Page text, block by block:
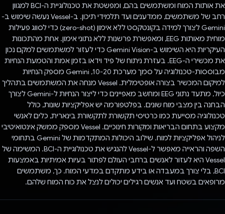
את אותות המוח ומשתמשים בהם, ומפשטת את טכנולוגיית ה-BCI למגוון
רחב של משתמשים, ממדענים ועד תלמידי תיכון. ב-Vessel נעשה שימוש ב-
Gemini לצורך למידה בקונטקסט ללא אימון (zero-shot) כדי לסווג פעילות
מוחית מאותות EEG, ומאפשרת פרשנות ללא נתוני אימון. אחת מהתכונות
העיקריות היא השימוש ב-Gemini Vision כדי לעזור למשתמשים למקם נכון
את מכשירי ה-EEG. בעזרת ניתוח של פיד וידאו בזמן אמת והטמעת הנחיות
מבוססות-טכנולוגיה על סמך מערכת 10-20, Gemini מספק הנחיות
למיקום המכשיר בצורה אופטימלית. Vessel מנחה את המשתמשים בתהליך
כיול, מתעד נתוני EEG ומחשב מאפיינים כדי ליצור הנחיות ל-Gemini לצורך
הבחנה בין מצבי מוח שונים. בפלטפורמה יש אפליקציות שונות, כולל
טכנולוגיה מסייעת כמו כרטיסי תקשורת לתקשורת בינארית, כלים לאנשי
מקצוע בתחום הבריאות ומקורות חינוכיים. Vessel מספק ממשק אינטואיטיבי
לניהול אפליקציות למוח. שילוב היכולות המתקדמות של Gemini בתחומי
השפה והראייה מאפשר ל-Vessel להנגיש את טכנולוגיית ה-BCI. המשימה של
Vessel היא לעזור לאנשים ברחבי העולם לפתור בעיות אמיתיות באמצעות
BCI, בלי צורך במעבדה או בידע מתקדם במדעי המוח. כך, משתמשים
מרופאים בשטח ועד אנשים רגילים יכולים לנצל את כוח המוח שלהם.